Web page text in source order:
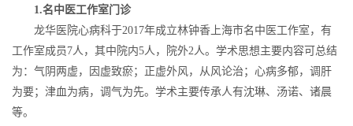
1.名中医工作室门诊
龙华医院心病科于2017年成立林钟香上海市名中医工作室，有
工作室成员7人，其中院内5人，院外2人。学术思想主要内容可总结
为：气阴两虚，因虚致瘀；正虚外风，从风论治；心病多郁，调肝
为要；津血为病，调气为先。学术主要传承人有沈琳、汤诺、诸晨
等。